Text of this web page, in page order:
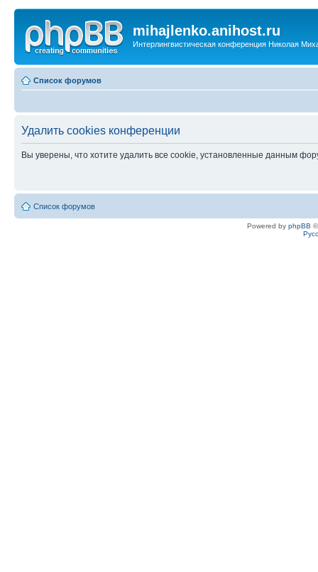
mihajlenko.anihost.ru
Интерлингвистическая конференция Николая
Список форумов
Удалить cookies конференции
Вы уверены, что хотите удалить все cookie, установленные данным
Список форумов
Powered by phpBB